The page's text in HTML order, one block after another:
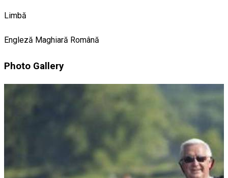
Limbă
Engleză Maghiară Română
Photo Gallery